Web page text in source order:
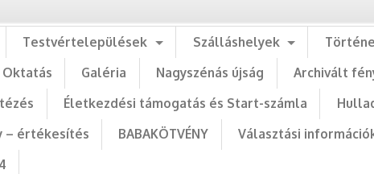
Testvértelepülések Szálláshelyek
Oktatás Galéria Nagyszénás újság Archivált
Életkezdési támogatás és Start-számla
– értékesítés BABAKÖTVÉNY Választási